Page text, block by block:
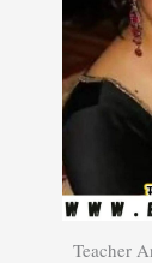
Teacher